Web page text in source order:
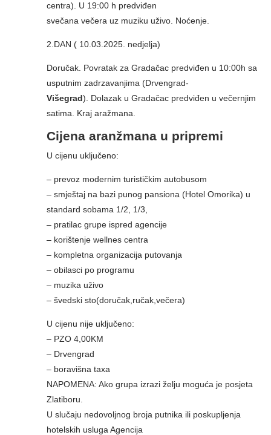
centra). U 19:00 h predviđen
svečana večera uz muziku uživo. Noćenje.
2.DAN ( 10.03.2025. nedjelja)
Doručak. Povratak za Gradačac predviđen u 10:00h sa
usputnim zadrzavanjima (Drvengrad-
Višegrad). Dolazak u Gradačac predviđen u večernjim
satima. Kraj aražmana.
Cijena aranžmana u pripremi
U cijenu uključeno:
– prevoz modernim turističkim autobusom
– smještaj na bazi punog pansiona (Hotel Omorika) u
standard sobama 1/2, 1/3,
– pratilac grupe ispred agencije
– korištenje wellnes centra
– kompletna organizacija putovanja
– obilasci po programu
– muzika uživo
– švedski sto(doručak,ručak,večera)
U cijenu nije uključeno:
– PZO 4,00KM
– Drvengrad
– boravišna taxa
NAPOMENA: Ako grupa izrazi želju moguća je posjeta
Zlatiboru.
U slučaju nedovoljnog broja putnika ili poskupljenja
hotelskih usluga Agencija